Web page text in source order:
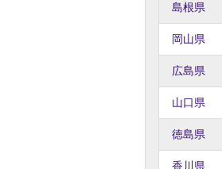
島根県
岡山県
広島県
山口県
徳島県
香川県